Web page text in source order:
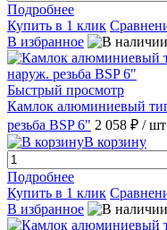
Подробнее
Купить в 1 клик
В избранное
Быстрый просмотр
Камлок алюминиевый
резьба BSP 6" 2 058 ₽ / шт
В корзину
Подробнее
Купить в 1 клик
В избранное